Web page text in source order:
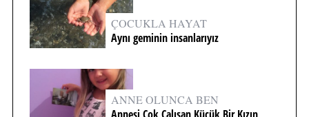
ÇOCUKLA HAYAT
Aynı geminin insanlarıyız
ANNE OLUNCA BEN